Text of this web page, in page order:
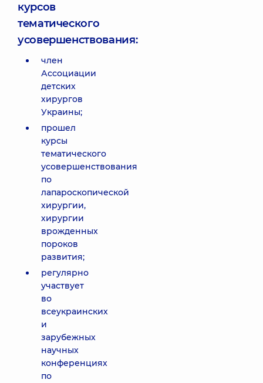
курсов
тематического
усовершенствования:
член
Ассоциации
детских
хирургов
Украины;
прошел
курсы
тематического
усовершенствования
по
лапароскопической
хирургии,
хирургии
врожденных
пороков
развития;
регулярно
участвует
во
всеукраинских
и
зарубежных
научных
конференциях
по